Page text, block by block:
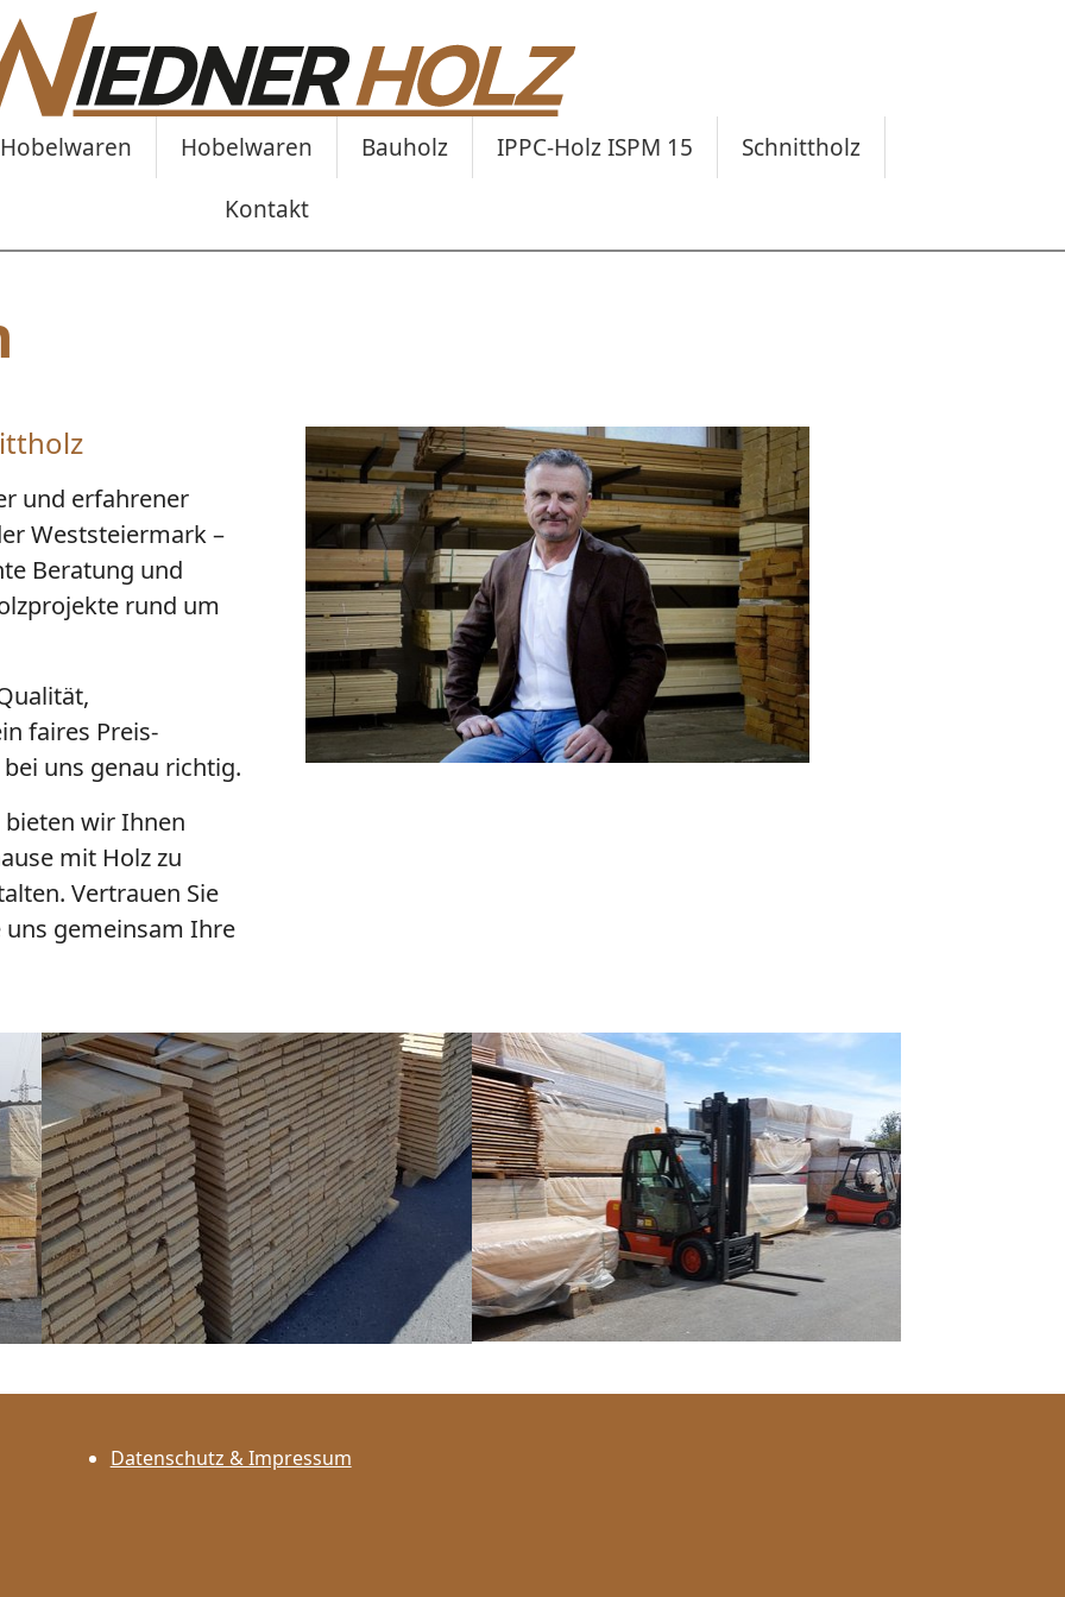
Hobelwaren Hobelwaren Bauholz IPPC-Holz ISPM 15
Schnittholz
Kontakt
und erfahrener
Weststeiermark –
Beratung und
rund um
faires Preis-
bei uns genau richtig.
bieten wir Ihnen
mit Holz zu
Vertrauen Sie
uns gemeinsam Ihre
Datenschutz & Impressum